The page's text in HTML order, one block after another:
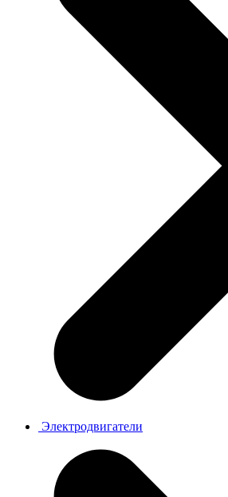
Электродвигатели